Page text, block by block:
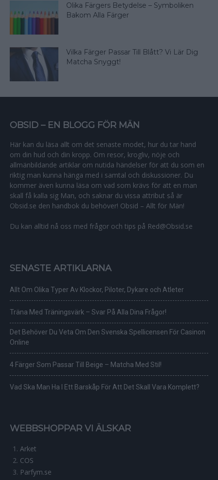
Olika Färgers Betydelse – Symboliken
Bakom Alla Färger
Vilka Färger Passar Till Blått? Vi Lär Dig
Matcha Snyggt!
OBSID – EN BLOGG FÖR MÄN
Här kan du läsa allt om det senaste modet, hur du tar hand
om din hud och din kropp. Om resor, krogliv, nöje och
allmänbildande artiklar om nutida händelser för att du som en
riktig man kunna hänga med i samtal och diskussioner. Du
kommer även kunna läsa om vad som krävs för att en man
skall få kalla sig Man, och saknar du vissa attribut så är
Obsid.se den handbok du behöver! Obsid – Allt för Män!
Du kan alltid nå oss med frågor och tips på Red@Obsid.se
SENASTE ARTIKLARNA
Allt Om Olika Typer Av Klockor, Piloter, Dykare och Atleter
Träna Med Träningsvärk – Svar På Alla Dina Frågor!
Det Behöver Du Veta Om Den Svenska Spellicensen För Casinon
Online
4 Färger Som Passar Till Beige – Matcha Med Stil!
Vad Ska Man Ha I Ett Barskåp För Att Det Skall Vara Komplett?
WEBBSHOPPAR VI ÄLSKAR
Arket
COS
Parfym.se